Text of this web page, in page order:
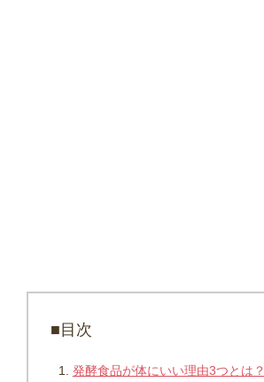
■目次
発酵食品が体にいい理由3つとは？